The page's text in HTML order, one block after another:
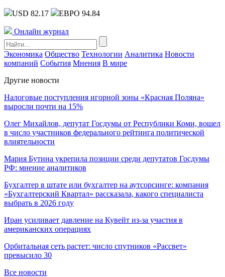
USD 82.17 ЕВРО 94.84
Онлайн журнал
Экономика Общество Технологии Аналитика Новости
компаний События Мнения В мире
Другие новости
Налоговые поступления игорной зоны «Красная Поляна»
выросли почти на 15%
Олег Михайлов, депутат Госдумы от Республики Коми, вошел
в число участников федерального рейтинга политической
влиятельности
Мария Бутина укрепила позиции среди депутатов Госдумы
РФ: мнение аналитиков
Бухгалтер в штате или бухгалтер на аутсорсинге: компания
«Бухгалтерский Квартал» рассказала, какого специалиста
выбрать в 2026 году
Иран усиливает давление на Кувейт из-за участия в
американских операциях
Орбитальная сеть растет: число спутников «Рассвет»
превысило 30
Все новости